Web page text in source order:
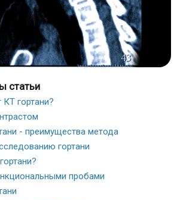
статьи
гортани?
- преимущества метода
гортани
пробами